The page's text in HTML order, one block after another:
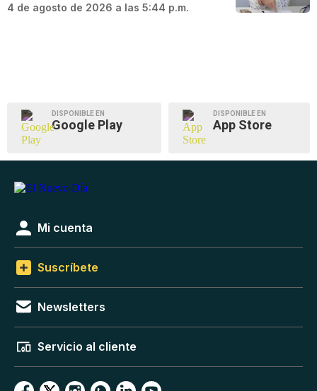
4 de agosto de 2026 a las 5:44 p.m.
DISPONIBLE EN
Google Play
DISPONIBLE EN
App Store
Mi cuenta
Suscríbete
Newsletters
Servicio al cliente